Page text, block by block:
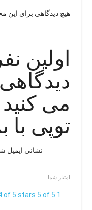
هیچ دیدگاهی برای
اولین
می
توپی با
نشانی ایمیل
امتیاز شما
1 of 5 stars
of 5 stars 5 of 5